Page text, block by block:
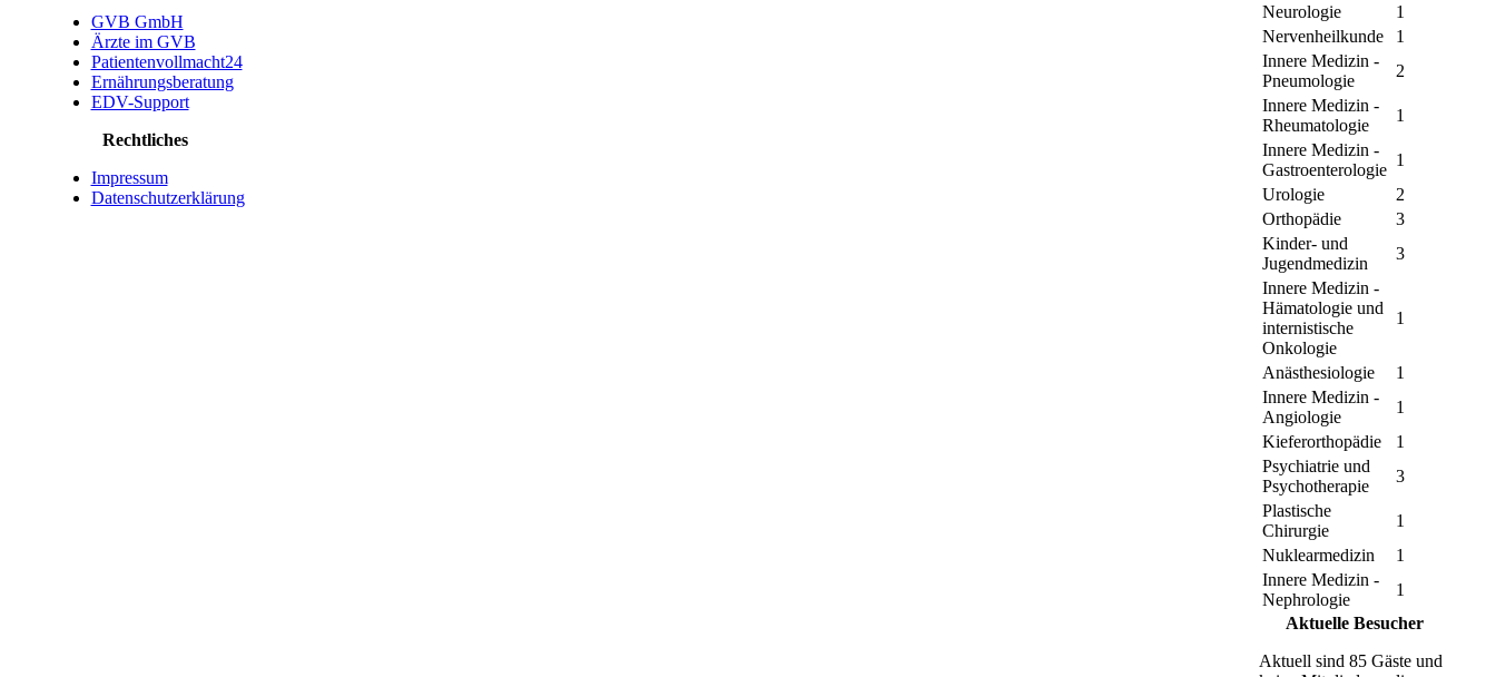
GVB GmbH
Ärzte im GVB
Patientenvollmacht24
Ernährungsberatung
EDV-Support
Rechtliches
Impressum
Datenschutzerklärung
Neurologie
1
Nervenheilkunde
1
Innere Medizin -
Pneumologie
2
Innere Medizin -
Rheumatologie
1
Innere Medizin -
Gastroenterologie
1
Urologie
2
Orthopädie
3
Kinder- und
Jugendmedizin
3
Innere Medizin -
Hämatologie und
internistische
Onkologie
1
Anästhesiologie
1
Innere Medizin -
Angiologie
1
Kieferorthopädie
1
Psychiatrie und
Psychotherapie
3
Plastische
Chirurgie
1
Nuklearmedizin
1
Innere Medizin -
Nephrologie
1
Aktuelle Besucher
Aktuell sind 85 Gäste und